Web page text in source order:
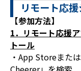
リモート応
【参加方法】
1．リモート応援
トール
・App Storeまた